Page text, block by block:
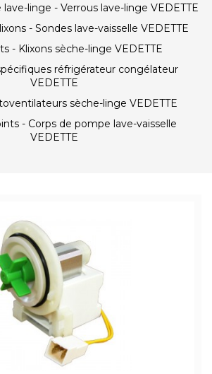
linge - Verrous lave-linge VEDETTE
- Sondes lave-vaisselle VEDETTE
- Klixons sèche-linge VEDETTE
réfrigérateur congélateur
VEDETTE
sèche-linge VEDETTE
- Corps de pompe lave-vaisselle
VEDETTE